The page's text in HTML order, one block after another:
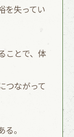
を失ってい
ことで、体
つながって
。